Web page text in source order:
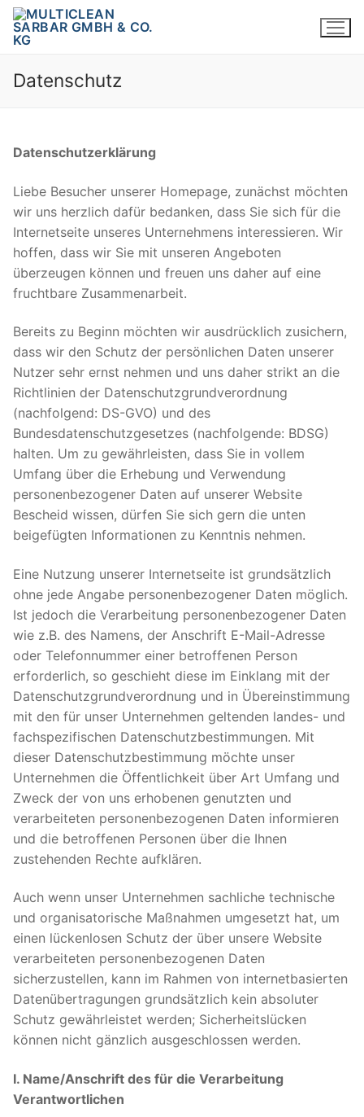
Zum
Inhalt
springen
Datenschutz
Datenschutzerklärung
Liebe Besucher unserer Homepage, zunächst möchten
wir uns herzlich dafür bedanken, dass Sie sich für die
Internetseite unseres Unternehmens interessieren. Wir
hoffen, dass wir Sie mit unseren Angeboten
überzeugen können und freuen uns daher auf eine
fruchtbare Zusammenarbeit.
Bereits zu Beginn möchten wir ausdrücklich zusichern,
dass wir den Schutz der persönlichen Daten unserer
Nutzer sehr ernst nehmen und uns daher strikt an die
Richtlinien der Datenschutzgrundverordnung
(nachfolgend: DS-GVO) und des
Bundesdatenschutzgesetzes (nachfolgende: BDSG)
halten. Um zu gewährleisten, dass Sie in vollem
Umfang über die Erhebung und Verwendung
personenbezogener Daten auf unserer Website
Bescheid wissen, dürfen Sie sich gern die unten
beigefügten Informationen zu Kenntnis nehmen.
Eine Nutzung unserer Internetseite ist grundsätzlich
ohne jede Angabe personenbezogener Daten möglich.
Ist jedoch die Verarbeitung personenbezogener Daten
wie z.B. des Namens, der Anschrift E-Mail-Adresse
oder Telefonnummer einer betroffenen Person
erforderlich, so geschieht diese im Einklang mit der
Datenschutzgrundverordnung und in Übereinstimmung
mit den für unser Unternehmen geltenden landes- und
fachspezifischen Datenschutzbestimmungen. Mit
dieser Datenschutzbestimmung möchte unser
Unternehmen die Öffentlichkeit über Art Umfang und
Zweck der von uns erhobenen genutzten und
verarbeiteten personenbezogenen Daten informieren
und die betroffenen Personen über die Ihnen
zustehenden Rechte aufklären.
Auch wenn unser Unternehmen sachliche technische
und organisatorische Maßnahmen umgesetzt hat, um
einen lückenlosen Schutz der über unsere Website
verarbeiteten personenbezogenen Daten
sicherzustellen, kann im Rahmen von internetbasierten
Datenübertragungen grundsätzlich kein absoluter
Schutz gewährleistet werden; Sicherheitslücken
können nicht gänzlich ausgeschlossen werden.
I. Name/Anschrift des für die Verarbeitung
Verantwortlichen